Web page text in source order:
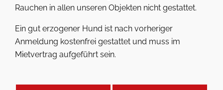
Rauchen in allen unseren Objekten nicht gestattet.
Ein gut erzogener Hund ist nach vorheriger
Anmeldung kostenfrei gestattet und muss im
Mietvertrag aufgeführt sein.